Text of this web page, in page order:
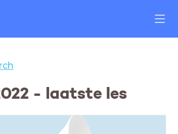
- laatste les